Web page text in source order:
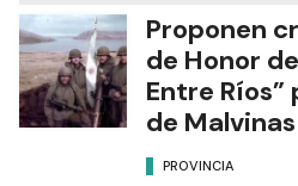
Proponen
de Honor
Entre
de Malvinas
PROVINCIA